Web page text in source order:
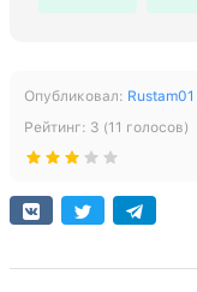
Опубликовал: Rustam01
Рейтинг: 3 (11 голосов)